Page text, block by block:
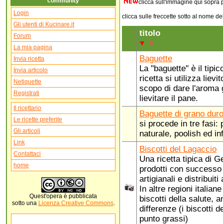
Login
Gli utenti di Kucinare.it
Forum
La mia pagina
Invia ricetta
Invia articolo
Netiquette
Registrati
Il ricettario
Le ricette preferite
Gli articoli
Link
Contattaci
home
Quest'opera è pubblicata
sotto una Licenza Creative Commons.
clicca sull'immagine qui sopra
clicca sulle freccette sotto al nome
titolo
Baguette
La "baguette" è il
ricetta si utilizza
scopo di dare l'aroma
lievitare il pane.
Baguette di grano
si procede in tre fasi:
naturale, poolish ed
Biscotti del Lagaccio
Una ricetta tipica di
prodotti con
artigianali e distribuiti
In altre regioni
biscotti della salute,
differenze (i biscotti
punto grassi)